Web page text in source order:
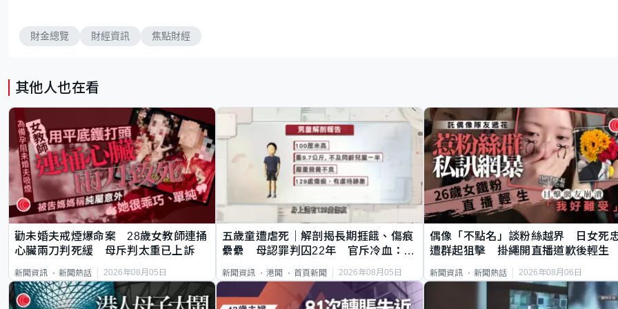
財金總覽 財經資訊 焦點財經
其他人也在看
勸未婚夫戒煙爆命案 28歲女教師連捅
心臟兩刀判死緩 母斥判太重已上訴
新聞資訊 新聞熱話 2026年08月05日
五歲童遭虐死｜解剖揭長期捱餓、傷痕
纍纍 母認罪判囚22年 官斥冷血：同
新聞資訊 港聞 首頁新聞 2026年08月05日
偶像「不點名」談粉絲越界 日女死
遭群起狙擊 掛繩開直播道歉後輕生
新聞資訊 新聞熱話 2026年08月06日